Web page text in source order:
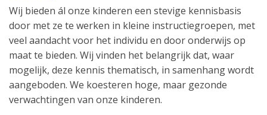
Wij bieden ál onze kinderen een stevige kennisbasis
door met ze te werken in kleine instructiegroepen, met
veel aandacht voor het individu en door onderwijs op
maat te bieden. Wij vinden het belangrijk dat, waar
mogelijk, deze kennis thematisch, in samenhang wordt
aangeboden. We koesteren hoge, maar gezonde
verwachtingen van onze kinderen.